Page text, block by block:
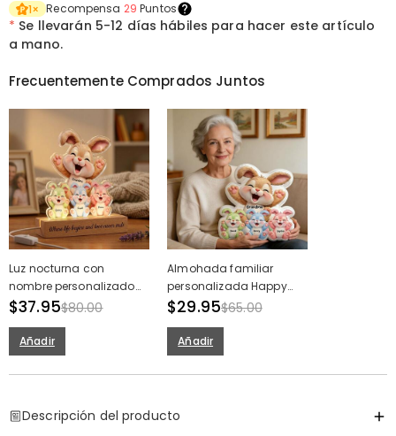
1× Recompensa 29 Puntos
* Se llevarán 5-12 días hábiles para hacer este artículo
a mano.
Frecuentemente Comprados Juntos
Luz nocturna con
nombre personalizado
con diseño familiar de
para madre
$37.95$80.00
Añadir
Almohada familiar
personalizada Happy
Bunny con nombres de
Día de la Madre para la
abuela
$29.95$65.00
Añadir
Descripción del producto